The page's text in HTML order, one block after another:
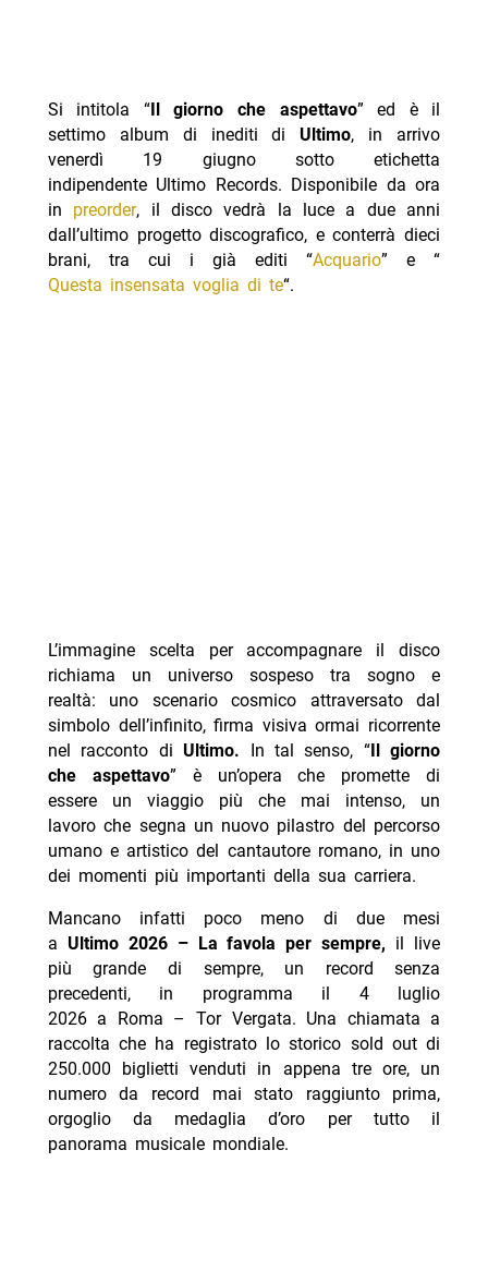
Si intitola “Il giorno che aspettavo” ed è il
settimo album di inediti diUltimo, in arrivo
venerdì 19 giugno sotto etichetta
indipendente Ultimo Records. Disponibile da ora
in preorder, il disco vedrà la luce a due anni
dall’ultimo progetto discografico, e conterrà dieci
brani, tra cui i già editi “Acquario” e “
Questa insensata voglia di te“.
L’immagine scelta per accompagnare il disco
richiama un universo sospeso tra sogno e
realtà: uno scenario cosmico attraversato dal
simbolo dell’infinito, firma visiva ormai ricorrente
nel racconto diUltimo. In tal senso, “Il giorno
che aspettavo” è un’opera che promette di
essere un viaggio più che mai intenso, un
lavoro che segna un nuovo pilastro del percorso
umano e artistico del cantautore romano, in uno
dei momenti più importanti della sua carriera.
Mancano infatti poco meno di due mesi
a Ultimo 2026 – La favola per sempre, il live
più grande di sempre, un record senza
precedenti, in programma il 4 luglio
2026 a Roma – Tor Vergata. Una chiamata a
raccolta che ha registrato lo storico sold out di
250.000 biglietti venduti in appena tre ore, un
numero da record mai stato raggiunto prima,
orgoglio da medaglia d’oro per tutto il
panorama musicale mondiale.